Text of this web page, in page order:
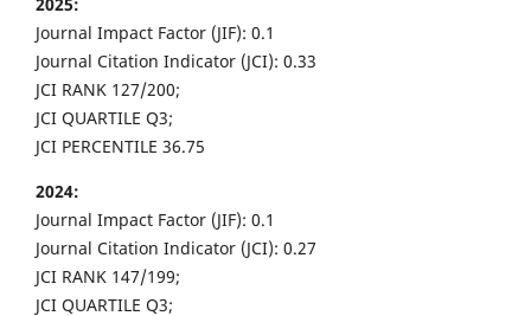
Journal Impact Factor (JIF): 0.1
Journal Citation Indicator (JCI): 0.33
JCI RANK 127/200;
JCI QUARTILE Q3;
JCI PERCENTILE 36.75
2024:
Journal Impact Factor (JIF): 0.1
Journal Citation Indicator (JCI): 0.27
JCI RANK 147/199;
JCI QUARTILE Q3;